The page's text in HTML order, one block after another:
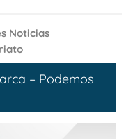
Noticias
– Podemos